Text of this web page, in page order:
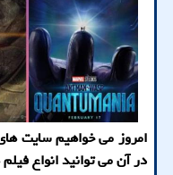
امروز می خواهیم سایت
در آن می توانید انواع